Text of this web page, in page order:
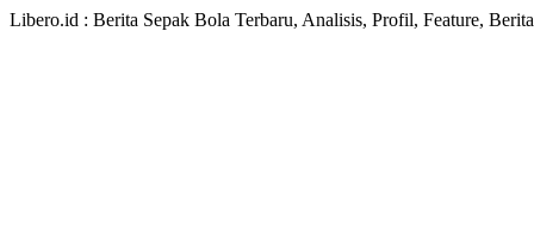
Libero.id : Berita Sepak Bola Terbaru, Analisis, Profil, Feature,